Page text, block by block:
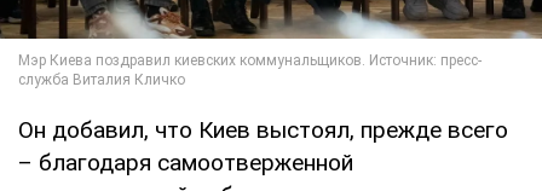
Он добавил, что Киев выстоял, прежде всего
– благодаря самоотверженной